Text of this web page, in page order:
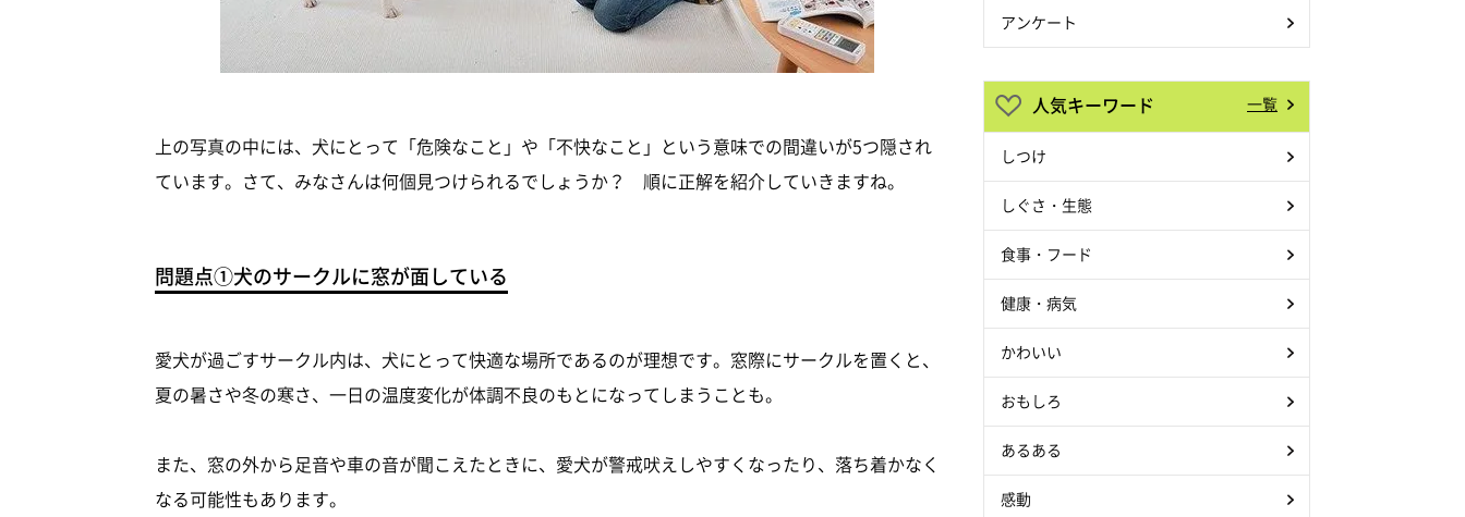
上の写真の中には、犬にとって「危険なこと」や「不快なこと」という意味での間違いが5つ隠され
ています。さて、みなさんは何個見つけられるでしょうか？ 順に正解を紹介していきますね。
問題点①犬のサークルに窓が面している
愛犬が過ごすサークル内は、犬にとって快適な場所であるのが理想です。窓際にサークルを置くと、
夏の暑さや冬の寒さ、一日の温度変化が体調不良のもとになってしまうことも。
また、窓の外から足音や車の音が聞こえたときに、愛犬が警戒吠えしやすくなったり、落ち着かなく
なる可能性もあります。
アンケート
人気キーワード 一覧
しつけ
しぐさ・生態
食事・フード
健康・病気
かわいい
おもしろ
あるある
感動